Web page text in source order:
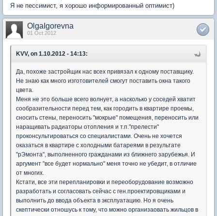
Я не пессимист, я хорошо информированный оптимист)
OlgaIgorevna
01 Oct 2012
KVV, on 1.10.2012 - 14:13:
Да, похоже застройщик нас всех привязал к одному поставщику.
Не знаю как много изготовителей смогут поставить окна такого
цвета.
Меня не это больше всего волнует, а насколько у соседей хватит
сообразительности перед тем, как городить в квартире проемы,
сносить стены, переносить "мокрые" помещения, переносить или
наращивать радиаторы отопления и т.п."прелести"
проконсультироваться со специалистами. Очень не хочется
оказаться в квартире с холодными батареями в результате
"рЭмонта", выполненного гражданами из ближнего зарубежья. И
аргумент "все будет нормально" меня точно не убедит, в отличие
от многих.
Кстати, все эти перепланировки и переоборудование возможно
разработать и согласовать сейчас с ген.проектировщиками и
выполнить до ввода объекта в эксплуатацию. Но я очень
скептически отношусь к тому, что можно организаовать жильцов в